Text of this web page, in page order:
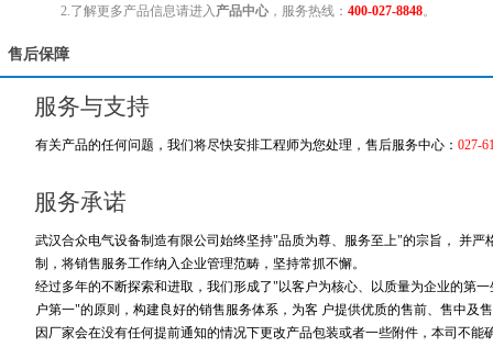
2.了解更多产品信息请进入 产品中心 ，服务热线： 400-027-8848。
售后保障
服务与支持
有关产品的任何问题，我们将尽快安排工程师为您处理，售后服务中心： 027-
服务承诺
武汉合众电气设备制造有限公司始终坚持"品质为尊、服务至上"的宗旨， 并
制，将销售服务工作纳入企业管理范畴，坚持常抓不懈。
经过多年的不断探索和进取，我们形成了"以客户为核心、以质量为企业的第
户第一"的原则，构建良好的销售服务体系，为客 户提供优质的售前、售中及
因厂家会在没有任何提前通知的情况下更改产品包装或者一些附件，本司不